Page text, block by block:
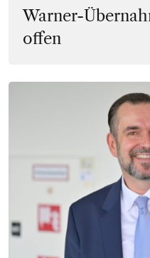
Warner-
offen